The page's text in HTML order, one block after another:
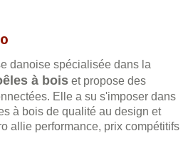
danoise spécialisée dans la
à bois et propose des
Elle a su s'imposer dans
à bois de qualité au design et
allie performance, prix compétitifs